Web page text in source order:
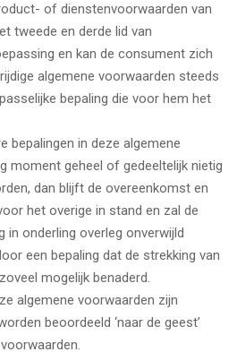
of dienstenvoorwaarden van
tweede en derde lid van
en kan de consument zich
algemene voorwaarden steeds
bepaling die voor hem het
bepalingen in deze algemene
moment geheel of gedeeltelijk nietig
dan blijft de overeenkomst en
het overige in stand en zal de
in onderling overleg onverwijld
een bepaling dat de strekking van
mogelijk benaderd.
algemene voorwaarden zijn
beoordeeld ‘naar de geest’